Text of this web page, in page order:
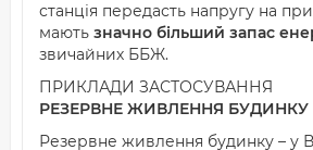
станція передасть напругу на
мають значно більший запас
звичайних ББЖ.
ПРИКЛАДИ ЗАСТОСУВАННЯ
РЕЗЕРВНЕ ЖИВЛЕННЯ БУДИНКУ
Резервне живлення будинку – у